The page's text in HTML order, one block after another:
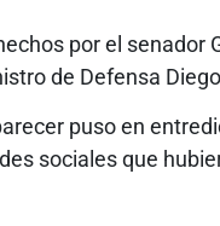
por el senador
de Defensa
puso en
sociales que